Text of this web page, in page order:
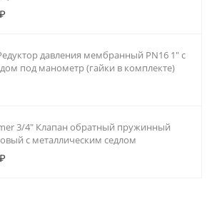
давления мембранный PN16 1" с
под манометр (гайки в комплекте)
3/4" Клапан обратный пружинный
с металлическим седлом